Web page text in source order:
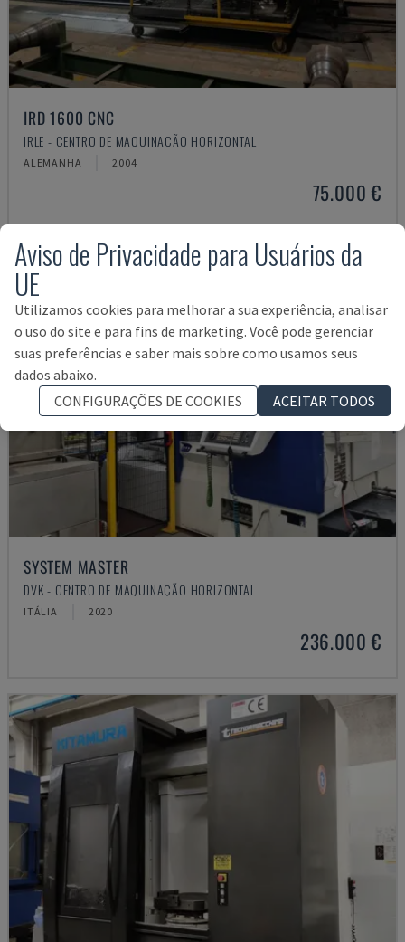
IRD 1600 CNC
IRLE - CENTRO DE MAQUINAÇÃO HORIZONTAL
ALEMANHA 2004
75.000 €
SYSTEM MASTER
DVK - CENTRO DE MAQUINAÇÃO HORIZONTAL
ITÁLIA 2020
236.000 €
Aviso de Privacidade para Usuários da
UE
Utilizamos cookies para melhorar a sua experiência, analisar
o uso do site e para fins de marketing. Você pode gerenciar
suas preferências e saber mais sobre como usamos seus
dados abaixo.
CONFIGURAÇÕES DE COOKIES
ACEITAR TODOS